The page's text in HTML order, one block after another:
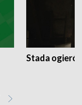
Stada